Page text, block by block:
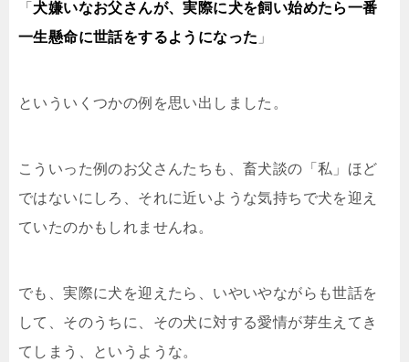
「 犬嫌いなお父さんが、実際に犬を飼い始めたら一番
一生懸命に世話をするようになった 」
といういくつかの例を思い出しました。
こういった例のお父さんたちも、畜犬談の「私」ほど
ではないにしろ、それに近いような気持ちで犬を迎え
ていたのかもしれませんね。
でも、実際に犬を迎えたら、いやいやながらも世話を
して、そのうちに、その犬に対する愛情が芽生えてき
てしまう、というような。